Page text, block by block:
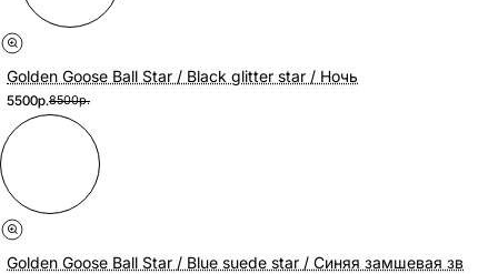
Golden Goose Ball Star / Black glitter star / Ночь
5500р.8500р.
Golden Goose Ball Star / Blue suede star / Синяя замшевая зв